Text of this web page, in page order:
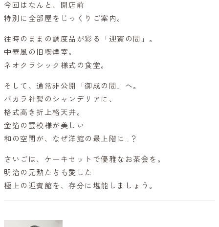
今回はなんと、開店前
特別に全部屋をじっくりご案内。
往時のままの調度品が彩る「迎賓の間」。
中華風の旧喫煙室。
ネオクラシック様式の食堂。
そして、通常非公開「御成の間」へ。
バカラ社製のシャンデリアに、
格式高き折上格天井。
金箔の雲模様が美しい
和の空間が、なぜ洋館の最上階に…？
さいごは、ケーキセットで優雅なお茶会を。
明治の元勲たちも愛した
極上の迎賓館を、存分に堪能しましょう。